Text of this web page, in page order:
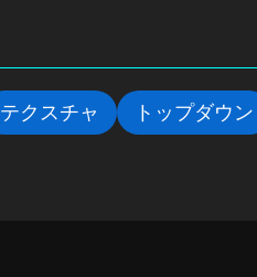
テクスチャ トップダウン